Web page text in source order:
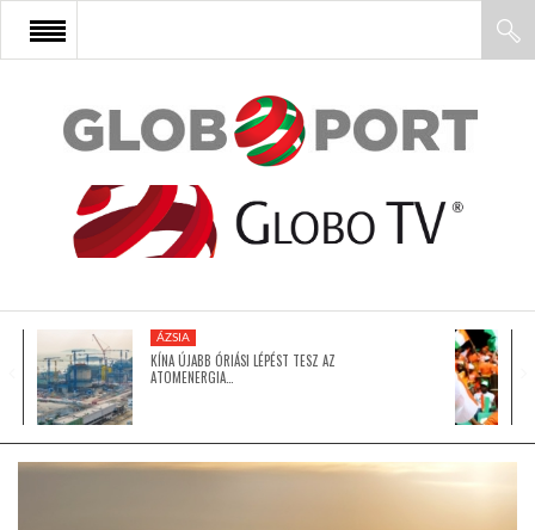
FŐOLDAL
AFRIKA
ÁZSIA
ÁZSIA
KÍNA ÚJABB ÓRIÁSI LÉPÉST TESZ AZ
ATOMENERGIA…